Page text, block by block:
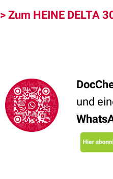
> Zum HEINE DELTA
und